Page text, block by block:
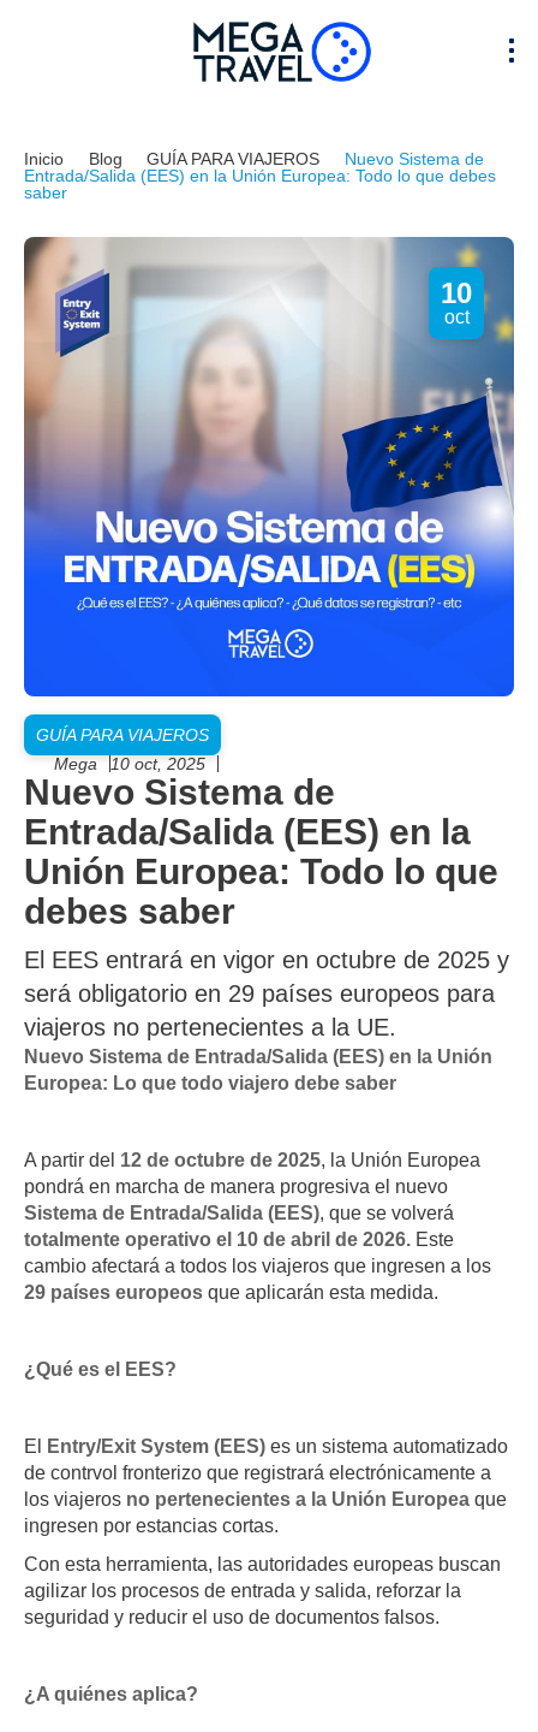
Inicio Blog GUÍA PARA VIAJEROS
Nuevo Sistema de
Entrada/Salida (EES) en la Unión Europea: Todo lo que debes
saber
10
oct
GUÍA PARA VIAJEROS
Mega
10 oct, 2025
Nuevo Sistema de
Entrada/Salida (EES) en la
Unión Europea: Todo lo que
debes saber
El EES entrará en vigor en octubre de 2025 y
será obligatorio en 29 países europeos para
viajeros no pertenecientes a la UE.
Nuevo Sistema de Entrada/Salida (EES) en la Unión
Europea: Lo que todo viajero debe saber
A partir del 12 de octubre de 2025, la Unión Europea
pondrá en marcha de manera progresiva el nuevo
Sistema de Entrada/Salida (EES), que se volverá
totalmente operativo el 10 de abril de 2026. Este
cambio afectará a todos los viajeros que ingresen a los
29 países europeos que aplicarán esta medida.
¿Qué es el EES?
El Entry/Exit System (EES) es un sistema automatizado
de contrvol fronterizo que registrará electrónicamente a
los viajeros no pertenecientes a la Unión Europea que
ingresen por estancias cortas.
Con esta herramienta, las autoridades europeas buscan
agilizar los procesos de entrada y salida, reforzar la
seguridad y reducir el uso de documentos falsos.
¿A quiénes aplica?